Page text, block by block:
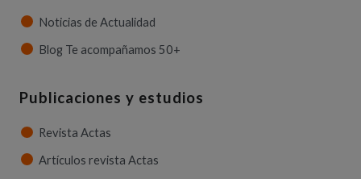
Noticias de Actualidad
Blog Te acompañamos 50+
Publicaciones y estudios
Revista Actas
Artículos revista Actas